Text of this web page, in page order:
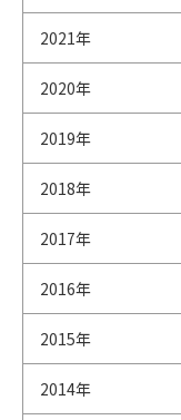
2021年
2020年
2019年
2018年
2017年
2016年
2015年
2014年